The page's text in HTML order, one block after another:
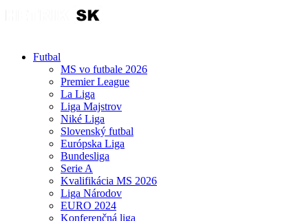
Futbal
MS vo futbale 2026
Premier League
La Liga
Liga Majstrov
Niké Liga
Slovenský futbal
Európska Liga
Bundesliga
Serie A
Kvalifikácia MS 2026
Liga Národov
EURO 2024
Konferenčná liga